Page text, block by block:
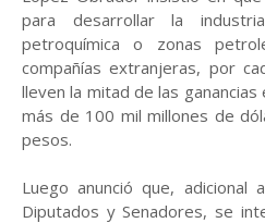
para desarrollar la
petroquímica o zonas
compañías extranjeras, por
lleven la mitad de las
más de 100 mil millones de
pesos.
Luego anunció que, adicional
Diputados y Senadores, se